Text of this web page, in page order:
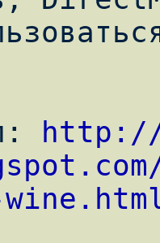
http://